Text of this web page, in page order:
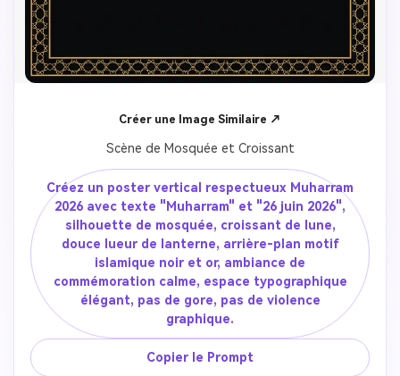
Créer une Image Similaire ↗
Scène de Mosquée et Croissant
Créez un poster vertical respectueux Muharram
2026 avec texte "Muharram" et "26 juin 2026",
silhouette de mosquée, croissant de lune,
douce lueur de lanterne, arrière-plan motif
islamique noir et or, ambiance de
commémoration calme, espace typographique
élégant, pas de gore, pas de violence
graphique.
Copier le Prompt